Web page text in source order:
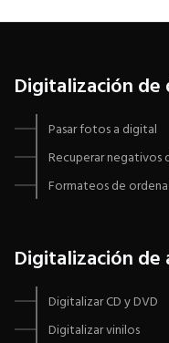
Digitalización
Pasar fotos a digital
Recuperar
Formateos de
Digitalización de
Digitalizar CD y DVD
Digitalizar vinilos